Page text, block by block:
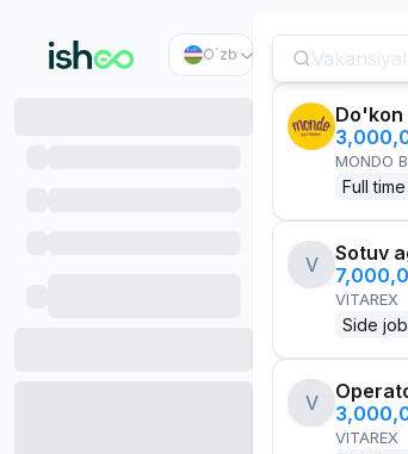
O`zb
MONDO
Full
V
Sotuv
VITAREX
Side job
V
VITAREX